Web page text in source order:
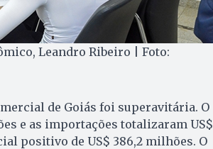
Leandro Ribeiro | Foto:
de Goiás foi superavitária. O
e as importações totalizaram US$
positivo de US$ 386,2 milhões. O